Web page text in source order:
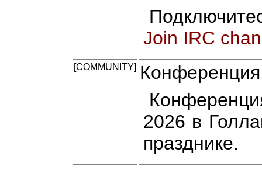
Join IRC
[COMMUNITY]
2026 в
празднике.